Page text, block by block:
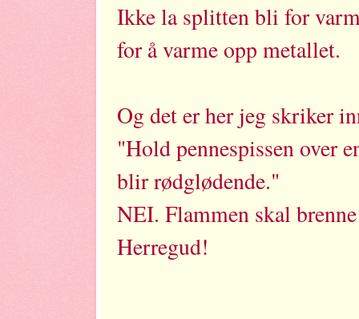
Ikke la splitten bli for
for å varme opp metallet.
Og det er her jeg skriker
"Hold pennespissen over
blir rødglødende."
NEI. Flammen skal
Herregud!